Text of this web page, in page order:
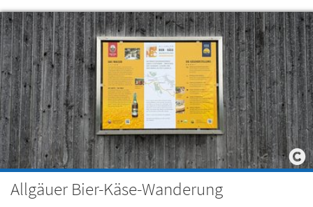
Allgäuer Bier-Käse-Wanderung